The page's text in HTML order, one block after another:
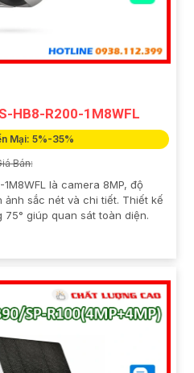
HB8-R200-1M8WFL
Mại: 5%-35%
Bán:
là camera 8MP, độ
ảnh sắc nét và chi tiết. Thiết kế
giúp quan sát toàn diện.